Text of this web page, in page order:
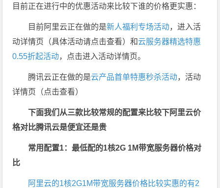
目前正在进行中的优惠活动来比较下谁的价格更实惠：
目前阿里云正在做的是新人福利专场活动，进入活
动详情页（具体活动请点击查看）和云服务器精选特惠
0.55折起活动，点击进入活动详情页。
腾讯云正在做的是云产品首单特惠秒杀活动，活动
详情页（点击查看）
下面我们从三款比较常规的配置来比较下阿里云价
格对比腾讯云是便宜还是贵
常用配置1：最低配的1核2G 1M带宽服务器价格对
比
阿里云的1核2G1M带宽服务器价格比较实惠的有2